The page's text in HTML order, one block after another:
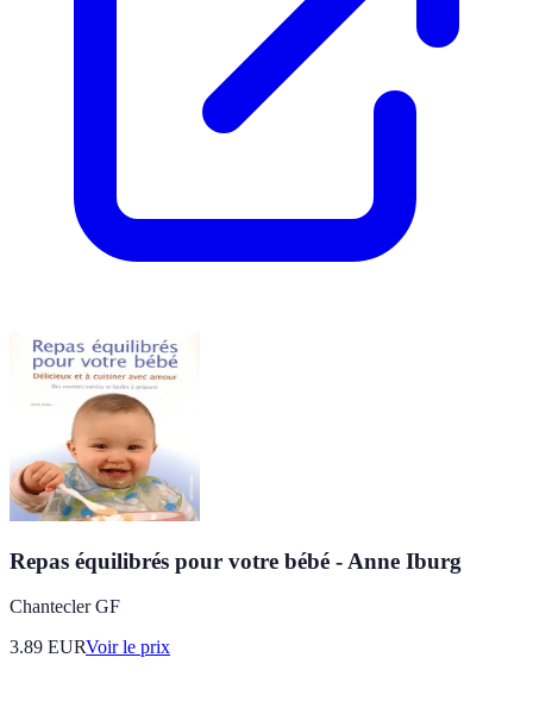
Repas équilibrés pour votre bébé - Anne Iburg
Chantecler GF
3.89 EURVoir le prix